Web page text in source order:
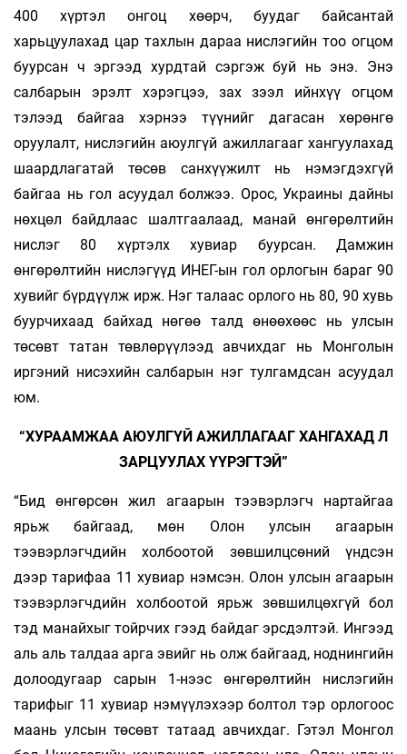
400 хүртэл онгоц хөөрч, буудаг байсантай
харьцуулахад цар тахлын дараа нислэгийн тоо огцом
буурсан ч эргээд хурдтай сэргэж буй нь энэ. Энэ
салбарын эрэлт хэрэгцээ, зах зээл ийнхүү огцом
тэлээд байгаа хэрнээ түүнийг дагасан хөрөнгө
оруулалт, нислэгийн аюулгүй ажиллагааг хангуулахад
шаардлагатай төсөв санхүүжилт нь нэмэгдэхгүй
байгаа нь гол асуудал болжээ. Орос, Украины дайны
нөхцөл байдлаас шалтгаалаад, манай өнгөрөлтийн
нислэг 80 хүртэлх хувиар буурсан. Дамжин
өнгөрөлтийн нислэгүүд ИНЕГ-ын гол орлогын бараг 90
хувийг бүрдүүлж ирж. Нэг талаас орлого нь 80, 90 хувь
буурчихаад байхад нөгөө талд өнөөхөөс нь улсын
төсөвт татан төвлөрүүлээд авчихдаг нь Монголын
иргэний нисэхийн салбарын нэг тулгамдсан асуудал
юм.
“ХУРААМЖАА АЮУЛГҮЙ АЖИЛЛАГААГ ХАНГАХАД Л
ЗАРЦУУЛАХ ҮҮРЭГТЭЙ”
“Бид өнгөрсөн жил агаарын тээвэрлэгч нартайгаа
ярьж байгаад, мөн Олон улсын агаарын
тээвэрлэгчдийн холбоотой зөвшилцсөний үндсэн
дээр тарифаа 11 хувиар нэмсэн. Олон улсын агаарын
тээвэрлэгчдийн холбоотой ярьж зөвшилцөхгүй бол
тэд манайхыг тойрчих гээд байдаг эрсдэлтэй. Ингээд
аль аль талдаа арга эвийг нь олж байгаад, ноднингийн
долоодугаар сарын 1-нээс өнгөрөлтийн нислэгийн
тарифыг 11 хувиар нэмүүлэхээр болтол тэр орлогоос
маань улсын төсөвт татаад авчихдаг. Гэтэл Монгол